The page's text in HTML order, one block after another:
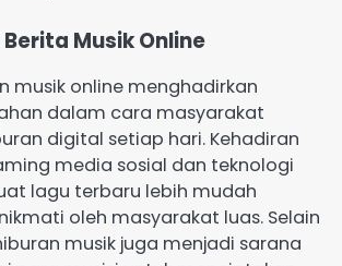
Musik Online
musik online menghadirkan
dalam cara masyarakat
digital setiap hari. Kehadiran
media sosial dan teknologi
lagu terbaru lebih mudah
oleh masyarakat luas. Selain
musik juga menjadi sarana